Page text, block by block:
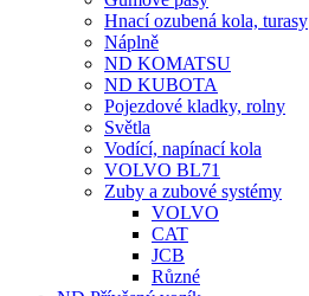
Hnací ozubená kola, turasy
Náplně
ND KOMATSU
ND KUBOTA
Pojezdové kladky, rolny
Světla
Vodící, napínací kola
VOLVO BL71
Zuby a zubové systémy
VOLVO
CAT
JCB
Různé